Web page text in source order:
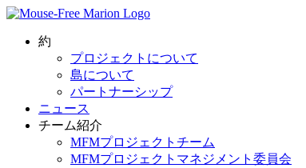
Skip
content約
プロジェクトについて
島について
パートナーシップ
ニュース
チーム紹介
MFMプロジェクトチーム
MFMプロジェクトマネジメント委員会